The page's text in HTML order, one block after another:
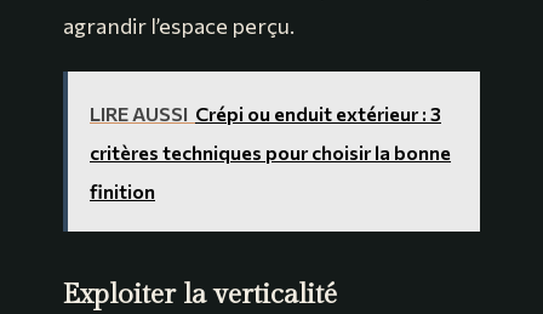
agrandir l’espace perçu.
LIRE AUSSI Crépi ou enduit extérieur : 3
critères techniques pour choisir la bonne
finition
Exploiter la verticalité